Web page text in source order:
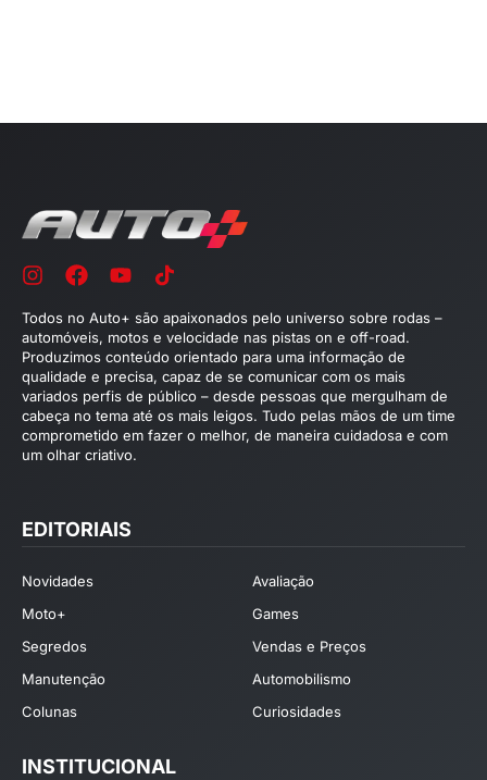
Todos no Auto+ são apaixonados pelo universo sobre rodas –
automóveis, motos e velocidade nas pistas on e off-road.
Produzimos conteúdo orientado para uma informação de
qualidade e precisa, capaz de se comunicar com os mais
variados perfis de público – desde pessoas que mergulham de
cabeça no tema até os mais leigos. Tudo pelas mãos de um time
comprometido em fazer o melhor, de maneira cuidadosa e com
um olhar criativo.
EDITORIAIS
Novidades
Avaliação
Moto+
Games
Segredos
Vendas e Preços
Manutenção
Automobilismo
Colunas
Curiosidades
INSTITUCIONAL